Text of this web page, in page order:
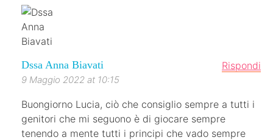
Dssa Anna Biavati
9 Maggio 2022 at 10:15
Rispondi
Buongiorno Lucia, ciò che consiglio sempre a tutti i
genitori che mi seguono è di giocare sempre
tenendo a mente tutti i principi che vado sempre